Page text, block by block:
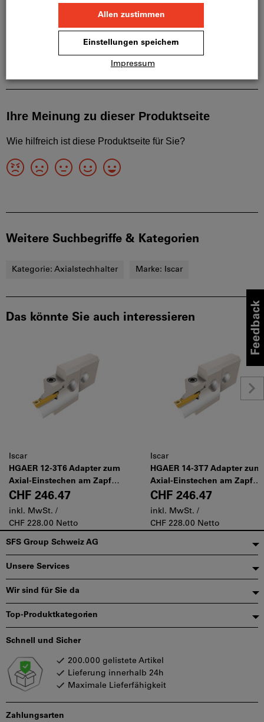
Produktdetails
Weitere Suchbegriffe & Kategorien
Kategorie: Axialstechhalter Marke: Iscar
Das könnte Sie auch interessieren
Iscar
HGAER 12-3T6 Adapter zum
Axial-Einstechen am Zapfen
(Außenbearbeitung)
CHF 246.47
inkl. MwSt. /
CHF 228.00 Netto
Iscar
HGAER 14-3T7 Adapter zum
Axial-Einstechen am Zapfen
(Außenbearbeitung)
CHF 246.47
inkl. MwSt. /
CHF 228.00 Netto
Fußzeile
SFS Group Schweiz AG
Unsere Services
Wir sind für Sie da
Top-Produktkategorien
Zahlungsarten
Schnell und Sicher
200.000 gelistete Artikel
Lieferung innerhalb 24h
Maximale Lieferfähigkeit